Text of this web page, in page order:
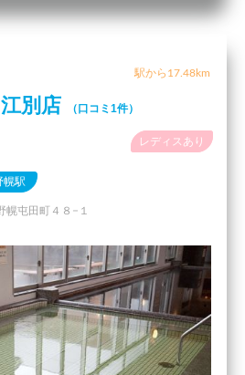
駅から17.48km
別店 （口コミ1件）
レディスあり
幌駅
屯田町４８−１